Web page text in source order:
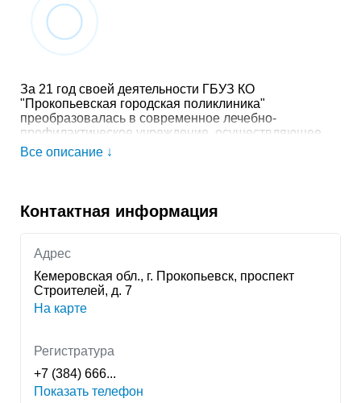
За 21 год своей деятельности ГБУЗ КО
"Прокопьевская городская поликлиника"
преобразовалась в современное лечебно-
профилактическое учреждение, осуществляющее
высококвалифицированную, специализированную и
обслуживания проживает - 82850 человек, которым
оказывается амбулаторно-поликлиническая помощь
ОВП, женской консультации, амбулаторно-
поликлиническом травматологическом отделении,
отделении медосмотров. Главный врач - Порученко
Михаил Петрович
Все описание ↓
Контактная информация
Адрес
Кемеровская обл., г. Прокопьевск, проспект
Строителей, д. 7
На карте
Регистратура
+7 (384) 666...
Показать телефон